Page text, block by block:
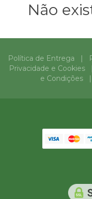
Não
Política de Entrega |
Privacidade e Cookies
e Condições